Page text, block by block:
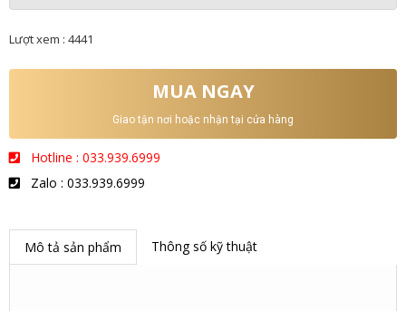
Lượt xem : 4441
MUA NGAY
Giao tận nơi hoặc nhận tại cửa hàng
Hotline : 033.939.6999
Zalo : 033.939.6999
Mô tả sản phẩm Thông số kỹ thuật